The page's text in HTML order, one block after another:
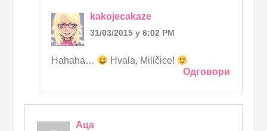
kakojecakaze
31/03/2015 у 6:02 PM
Hahaha…
Hvala, Miličice!
Одговори
Аца